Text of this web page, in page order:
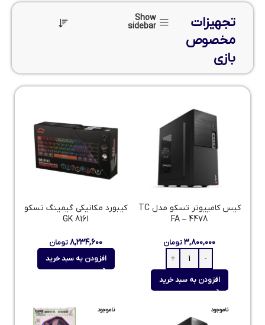
تجهیزات
مخصوص
بازی
Show
sidebar
کیس کامپیوتر تسکو مدل TC
FA – 4478
۳,۸۰۰,۰۰۰تومان
افزودن به سبد خرید
کیبورد مکانیکی گیمینگ تسکو
GK 8161
۸,۲۳۴,۶۰۰تومان
افزودن به سبد خرید
ناموجود ناموجود